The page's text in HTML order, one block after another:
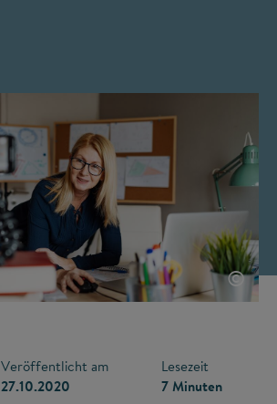
©
Veröffentlicht am
27.10.2020
Lesezeit
7 Minuten